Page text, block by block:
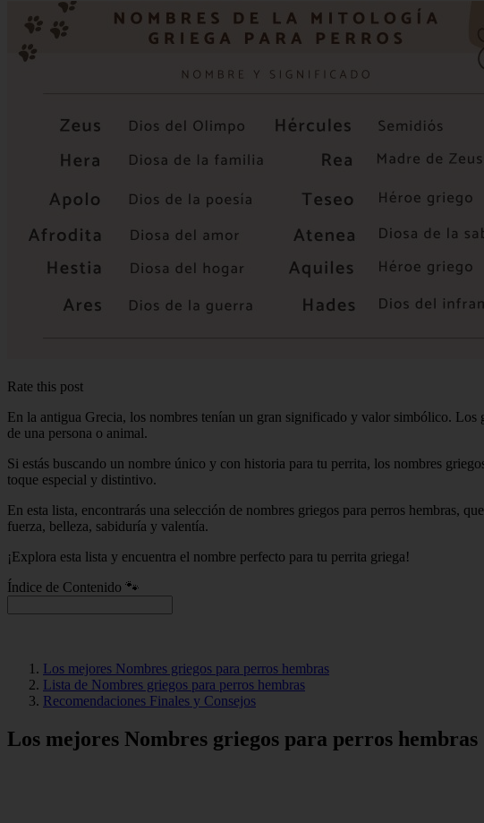
Rate this post
En la antigua Grecia, los nombres tenían un gran significado y valor simbólico.
de una persona o animal.
Si estás buscando un nombre único y con historia para tu perrita, los nombres
toque especial y distintivo.
En esta lista, encontrarás una selección de nombres griegos para perros hembras,
fuerza, belleza, sabiduría y valentía.
¡Explora esta lista y encuentra el nombre perfecto para tu perrita griega!
Índice de Contenido 🐾
Los mejores Nombres griegos para perros hembras
Lista de Nombres griegos para perros hembras
Recomendaciones Finales y Consejos
Los mejores Nombres griegos para perros hembras